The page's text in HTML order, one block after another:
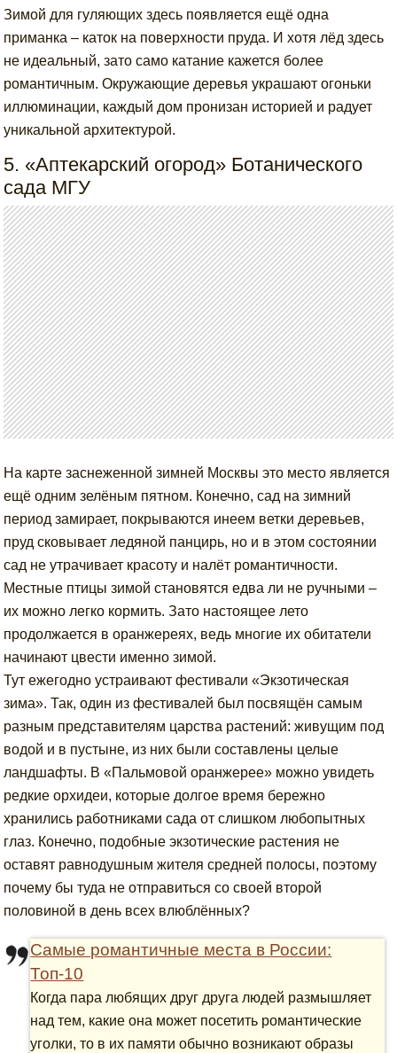
Зимой для гуляющих здесь появляется ещё одна
приманка – каток на поверхности пруда. И хотя лёд здесь
не идеальный, зато само катание кажется более
романтичным. Окружающие деревья украшают огоньки
иллюминации, каждый дом пронизан историей и радует
уникальной архитектурой.
5. «Аптекарский огород» Ботанического
сада МГУ
На карте заснеженной зимней Москвы это место является
ещё одним зелёным пятном. Конечно, сад на зимний
период замирает, покрываются инеем ветки деревьев,
пруд сковывает ледяной панцирь, но и в этом состоянии
сад не утрачивает красоту и налёт романтичности.
Местные птицы зимой становятся едва ли не ручными –
их можно легко кормить. Зато настоящее лето
продолжается в оранжереях, ведь многие их обитатели
начинают цвести именно зимой.
Тут ежегодно устраивают фестивали «Экзотическая
зима». Так, один из фестивалей был посвящён самым
разным представителям царства растений: живущим под
водой и в пустыне, из них были составлены целые
ландшафты. В «Пальмовой оранжерее» можно увидеть
редкие орхидеи, которые долгое время бережно
хранились работниками сада от слишком любопытных
глаз. Конечно, подобные экзотические растения не
оставят равнодушным жителя средней полосы, поэтому
почему бы туда не отправиться со своей второй
половиной в день всех влюблённых?
Самые романтичные места в России:
Топ-10
Когда пара любящих друг друга людей размышляет
над тем, какие она может посетить романтические
уголки, то в их памяти обычно возникают образы